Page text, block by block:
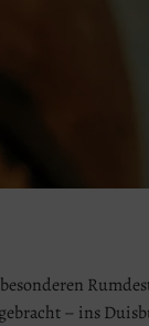
gebracht – ins